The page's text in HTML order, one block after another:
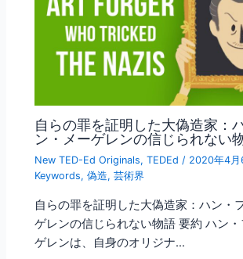
自らの罪を証明した大偽造家：
ン・メーゲレンの信じられない
New TED-Ed Originals,TEDEd / 2020年4
Keywords,偽造,芸術界
自らの罪を証明した大偽造家：ハン・
ゲレンの信じられない物語 要約 ハン
ゲレンは、自身のオリジナ…